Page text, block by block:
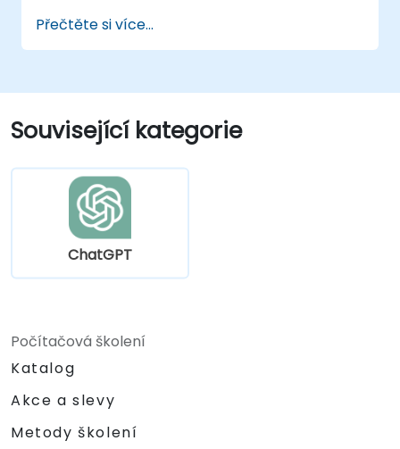
učební prostředí s pomocí ChatGPT.
Automatizovat administrativní činnosti
Vytvářet vlastní modely ChatGPT určené
konkrétním vzdělávacím a školícím
potřebám.
Přečtěte si více...
Související kategorie
ChatGPT
Počítačová školení
Katalog
Akce a slevy
Metody školení